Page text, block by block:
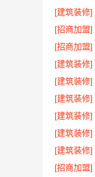
[建筑装修]
[招商加盟]
[招商加盟]
[建筑装修]
[建筑装修]
[建筑装修]
[建筑装修]
[建筑装修]
[建筑装修]
[招商加盟]